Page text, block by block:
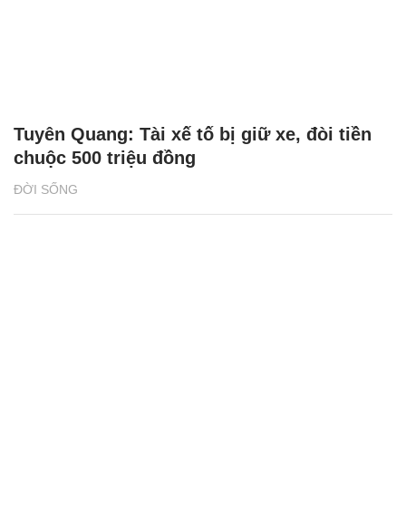
ĐỜI SỐNG
Tuyên Quang: Tài xế tố bị giữ xe, đòi tiền
chuộc 500 triệu đồng